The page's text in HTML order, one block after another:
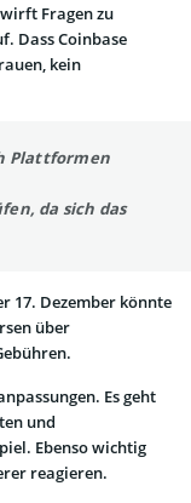
Fragen zu
Dass Coinbase
kein
Plattformen
da sich das
17. Dezember könnte
über
Es geht
und
Ebenso wichtig
reagieren.